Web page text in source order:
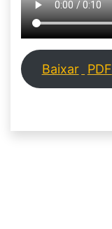
Baixar PDF